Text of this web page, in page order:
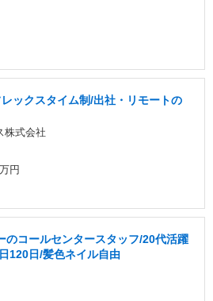
ックスタイム制/出社・リモートの
株式会社
円
のコールセンタースタッフ/20代活躍
120日/髪色ネイル自由